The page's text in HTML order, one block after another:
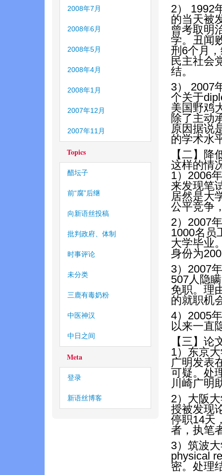
2008年7月
2008年6月
2008年5月
2008年4月
2008年1月
2007年12月
2007年11月
Topics
醋坛子
前“腐”后继
向新语丝投稿
批判政府、体制
时事评论
未分类
三鹿有毒奶粉
中医神汉
中日之间
Meta
登录
新语丝博客
2） 1992
的当天被
曾考取明
学。丑闻
刑6个月
民主社会
结。
3） 2007
个关于
美国野鸡
除了主动
原因据说
的学术水
【二】降
这样的情
1）2006
来发现笔
居然是大
公平竞争
2）2007
1000名员
大学毕业
身份为
3）2007
507人隐
免职。理
的就职机
4）2005
以来一直
【三】论
1）东京
广明发表
可疑。处
川崎广明
2）大阪
授被发现
停职14天
者，执笔
3）筑波
physical
密。处理